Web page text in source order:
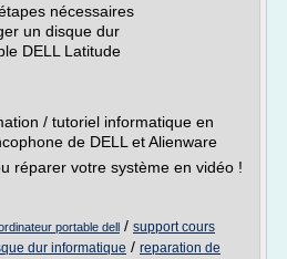
nécessaires
un disque dur
DELL Latitude
/ tutoriel informatique en
de DELL et Alienware
réparer votre système en vidéo !
portable dell / support cours
dur informatique / reparation de